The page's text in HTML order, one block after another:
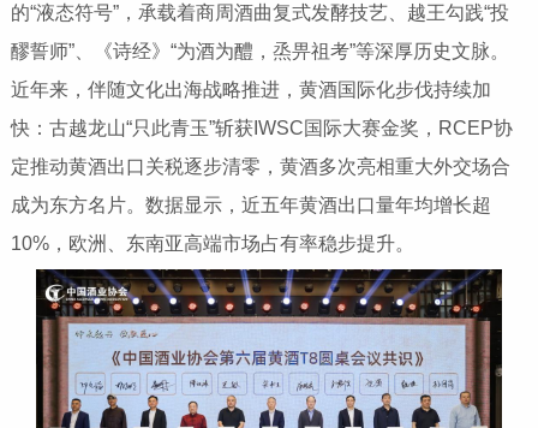
的“液态符号”，承载着商周酒曲复式发酵技艺、越王勾践“投
醪誓师”、《诗经》“为酒为醴，烝畀祖考”等深厚历史文脉。
近年来，伴随文化出海战略推进，黄酒国际化步伐持续加
快：古越龙山“只此青玉”斩获IWSC国际大赛金奖，RCEP协
定推动黄酒出口关税逐步清零，黄酒多次亮相重大外交场合
成为东方名片。数据显示，近五年黄酒出口量年均增长超
10%，欧洲、东南亚高端市场占有率稳步提升。